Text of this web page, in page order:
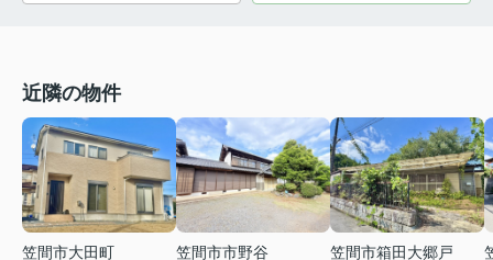
近隣の物件
笠間市大田町
笠間市市野谷
笠間市箱田大郷戸